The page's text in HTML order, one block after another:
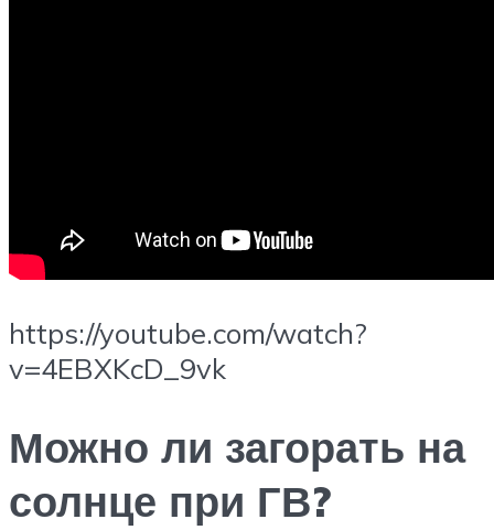
https://youtube.com/watch?
v=4EBXKcD_9vk
Можно ли загорать на
солнце при ГВ?